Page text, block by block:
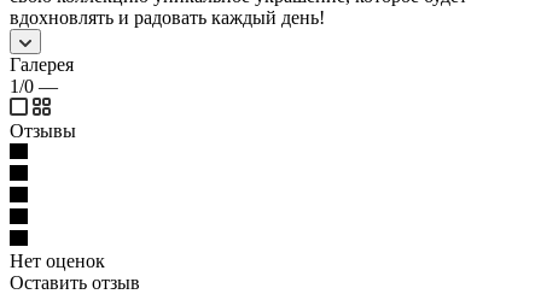
вдохновлять и радовать каждый день!
Галерея
1/0 —
Отзывы
Нет оценок
Оставить отзыв